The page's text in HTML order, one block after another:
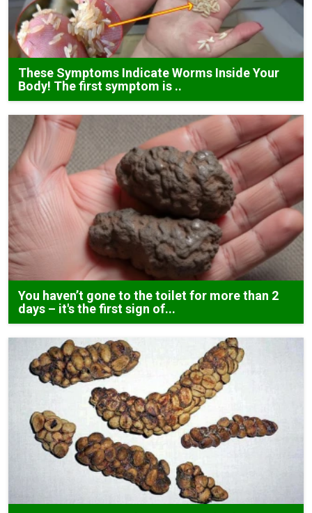
These Symptoms Indicate Worms Inside Your
Body! The first symptom is ..
You haven’t gone to the toilet for more than 2
days – it's the first sign of...